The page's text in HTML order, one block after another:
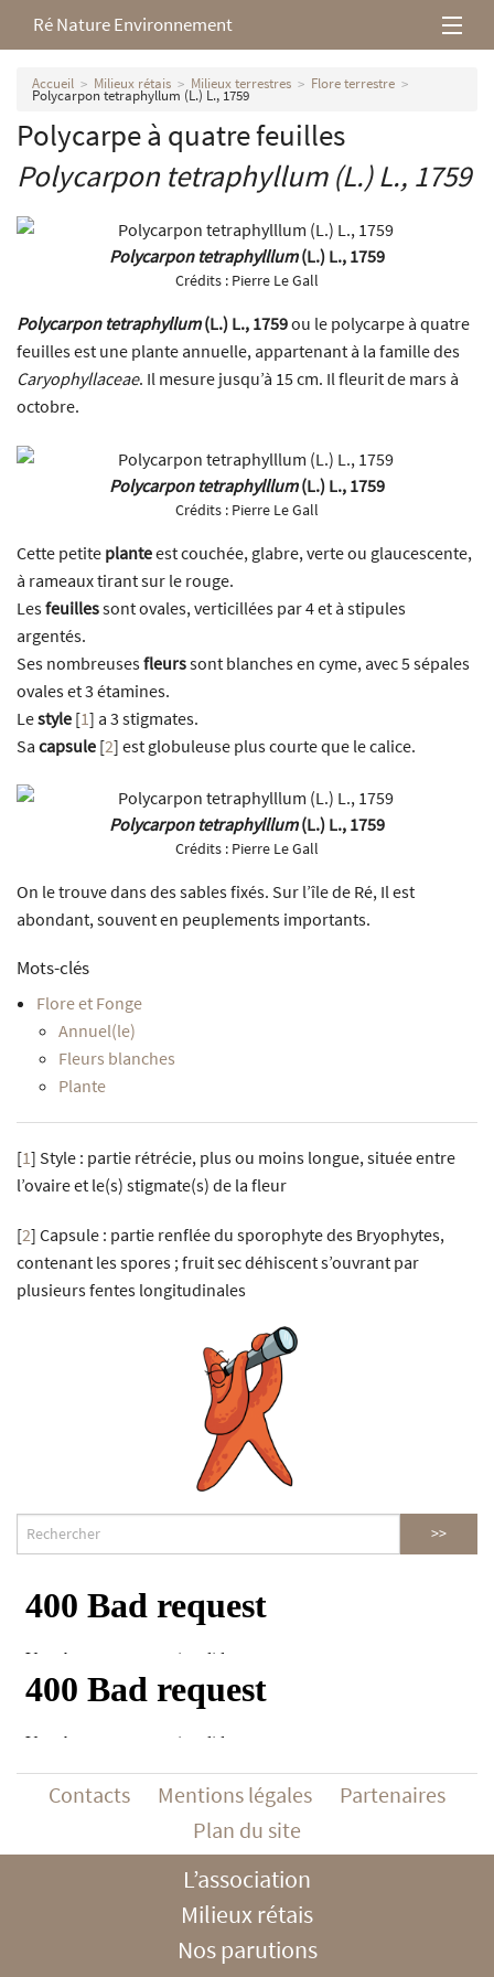
Ré Nature Environnement
L’association
Milieux rétais
Nos parutions
Accueil Milieux rétais Milieux terrestres Flore terrestre
Polycarpon tetraphyllum (L.) L., 1759
Polycarpe à quatre feuilles
Polycarpon tetraphyllum(L.) L., 1759
Polycarpon tetraphylllum(L.) L., 1759
Crédits : Pierre Le Gall
Polycarpon tetraphyllum(L.) L., 1759ou le polycarpe à quatre
feuilles est une plante annuelle, appartenant à la famille des
Caryophyllaceae. Il mesure jusqu’à 15 cm. Il fleurit de mars à
octobre.
Polycarpon tetraphylllum(L.) L., 1759
Crédits : Pierre Le Gall
Cette petite planteest couchée, glabre, verte ou glaucescente,
à rameaux tirant sur le rouge.
Lesfeuillessont ovales, verticillées par 4 et à stipules
argentés.
Ses nombreusesfleurssont blanches en cyme, avec 5 sépales
ovales et 3 étamines.
Lestyle [1] a 3 stigmates.
Sa capsule [2] est globuleuse plus courte que le calice.
Polycarpon tetraphylllum(L.) L., 1759
Crédits : Pierre Le Gall
On le trouve dans des sables fixés. Sur l’île de Ré, Il est
abondant, souvent en peuplements importants.
Mots-clés
Flore et Fonge
Annuel(le)
Fleurs blanches
Plante
[1] Style : partie rétrécie, plus ou moins longue, située entre
l’ovaire et le(s) stigmate(s) de la fleur
[2] Capsule : partie renflée du sporophyte des Bryophytes,
contenant les spores ; fruit sec déhiscent s’ouvrant par
plusieurs fentes longitudinales
Contacts Mentions légales
Partenaires
Plan du site
L’association
Milieux rétais
Nos parutions